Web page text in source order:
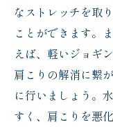
なストレッチを取
ことができます。
えば、軽いジョギ
肩こりの解消に繋
に行いましょう。
すく、肩こりを悪